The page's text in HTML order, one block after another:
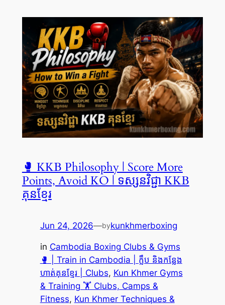
🥊 KKB Philosophy | Score More
Points, Avoid KO | ទស្សនវិជ្ជា KKB
គុនខ្មែរ
Jun 24, 2026—bykunkhmerboxing
in Cambodia Boxing Clubs & Gyms
🥊 | Train in Cambodia | ក្លឹប និងកន្លែង
ហាត់គុនខ្មែរ | Clubs, Kun Khmer Gyms
& Training 🏋️ Clubs, Camps &
Fitness, Kun Khmer Techniques &